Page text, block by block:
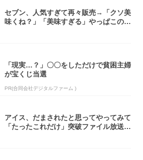
セブン、人気すぎて再々販売→「クソ美
味くね？」「美味すぎる」やっぱこのク
「現実…？」〇〇をしただけで貧困主婦
が宝くじ当選
PR(合同会社デジタルファーム )
アイス、だまされたと思ってやってみて
「たったこれだけ」突破ファイル放送で